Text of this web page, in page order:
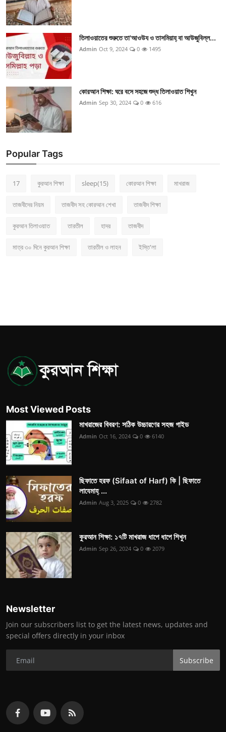
তিলাওয়াতের শুরুতে তা'আওউয ও তাসমিয়াহ্ বা আউজুবিল্ল...
Admin Oct 9, 2024 0 1495
কোরআন শিক্ষা: ঘরে বসে সহজে শুদ্ধ তিলাওয়াত শিখুন
Admin Sep 30, 2024 0 616
Popular Tags
17 কুরআন শিক্ষা sleep(15) কোরআন শিক্ষা মাখরাজ
তাজবীদের নিয়ম তাজবীদ সহ কোরআন শেখা তাজবীদ শিক্ষা
কুরআন তিলাওয়াত তারতীল হাদর তাজবীদ
মাত্র ৩০ দিনে কুরআন শিক্ষা তারতীল ও লাহন ইস্তি'লা
Most Viewed Posts
মাখরাজের বিবরণ: সঠিক উচ্চারণের সহজ গাইড
Admin Oct 16, 2024 0 6140
ছিফাতে হরফ (Sifaat of Harf) কি | ছিফাতে
লাযেমাহ্ ...
Admin Aug 3, 2025 0 2782
কুরআন শিক্ষা: ১৭টি মাখরাজ ধাপে ধাপে শিখুন
Admin Sep 26, 2024 0 2079
Newsletter
Join our subscribers list to get the latest news, updates and
special offers directly in your inbox
Subscribe